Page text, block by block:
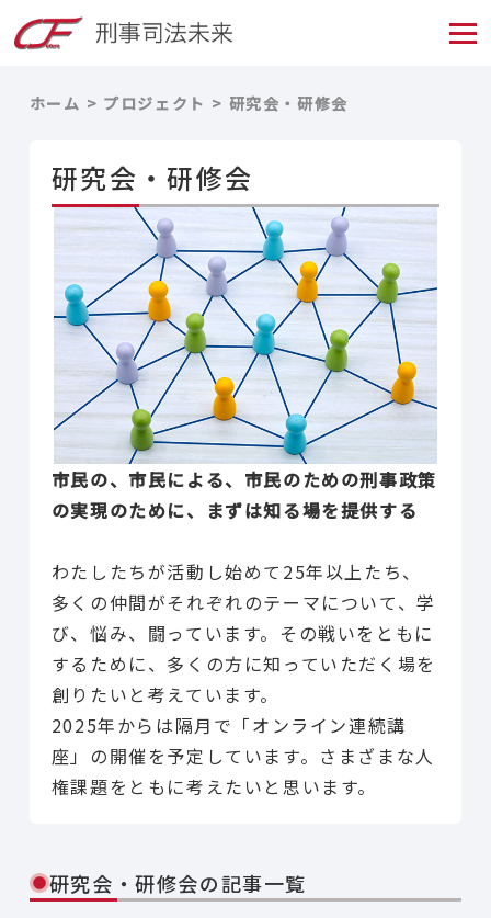
ホーム プロジェクト 研究会・研修会
研究会・研修会
市民の、市民による、市民のための刑事政策
の実現のために、まずは知る場を提供する
わたしたちが活動し始めて25年以上たち、
多くの仲間がそれぞれのテーマについて、学
び、悩み、闘っています。その戦いをともに
するために、多くの方に知っていただく場を
創りたいと考えています。
2025年からは隔月で「オンライン連続講
座」の開催を予定しています。さまざまな人
権課題をともに考えたいと思います。
研究会・研修会の記事一覧